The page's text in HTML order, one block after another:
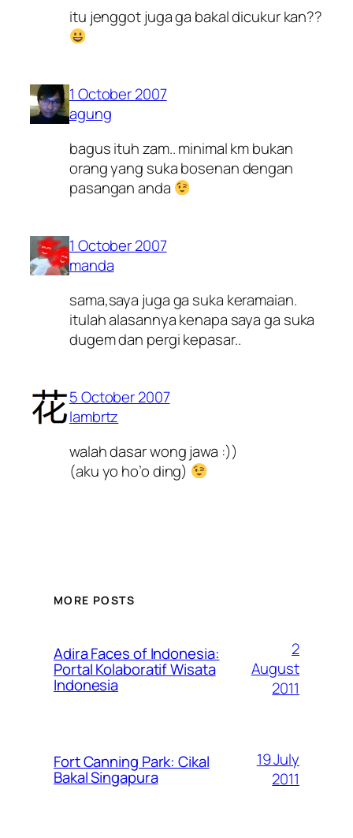
itu jenggot juga ga bakal dicukur kan??
1 October 2007
agung
bagus ituh zam.. minimal km bukan
orang yang suka bosenan dengan
pasangan anda
1 October 2007
manda
sama,saya juga ga suka keramaian.
itulah alasannya kenapa saya ga suka
dugem dan pergi kepasar..
5 October 2007
lambrtz
walah dasar wong jawa :))
(aku yo ho’o ding)
MORE POSTS
Adira Faces of Indonesia:
Portal Kolaboratif Wisata
Indonesia
2
August
2011
Fort Canning Park: Cikal
Bakal Singapura
19 July
2011